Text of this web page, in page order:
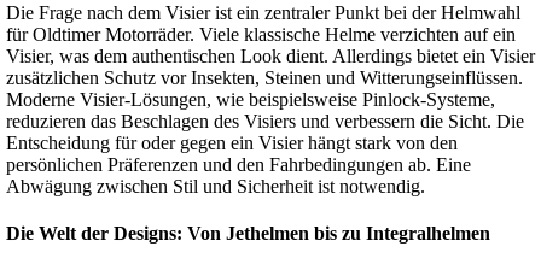
Die Frage nach dem Visier ist ein zentraler Punkt bei der Helmwahl
für Oldtimer Motorräder. Viele klassische Helme verzichten auf ein
Visier, was dem authentischen Look dient. Allerdings bietet ein Visier
zusätzlichen Schutz vor Insekten, Steinen und Witterungseinflüssen.
Moderne Visier-Lösungen, wie beispielsweise Pinlock-Systeme,
reduzieren das Beschlagen des Visiers und verbessern die Sicht. Die
Entscheidung für oder gegen ein Visier hängt stark von den
persönlichen Präferenzen und den Fahrbedingungen ab. Eine
Abwägung zwischen Stil und Sicherheit ist notwendig.
Die Welt der Designs: Von Jethelmen bis zu Integralhelmen